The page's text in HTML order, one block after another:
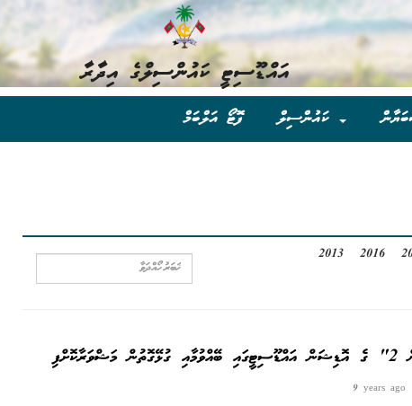
އައްޑޫސިޓީ ކައުންސިލްގެ އިދާރާ
ފޮޓޯ އަލްބަމް
2016
2013
9 years ago